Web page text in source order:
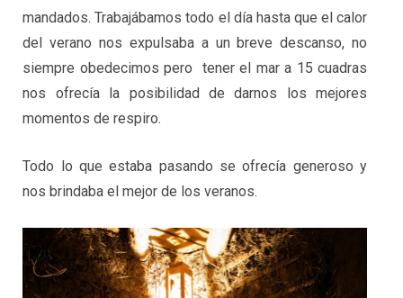
mandados. Trabajábamos todo el día hasta que el calor
del verano nos expulsaba a un breve descanso, no
siempre obedecimos pero tener el mar a 15 cuadras
nos ofrecía la posibilidad de darnos los mejores
momentos de respiro.
Todo lo que estaba pasando se ofrecía generoso y
nos brindaba el mejor de los veranos.